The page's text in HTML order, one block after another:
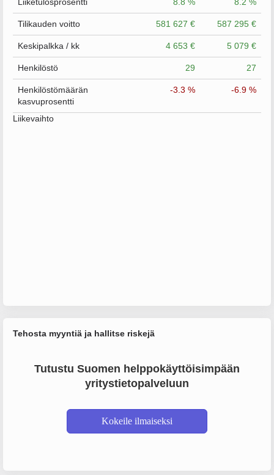
Tilikauden voitto 581 627 € 587 295 €
Keskipalkka / kk 4 653 € 5 079 €
Henkilöstö 29 27
Henkilöstömäärän
kasvuprosentti
-3.3 % -6.9 %
Liikevaihto
Tehosta myyntiä ja hallitse riskejä
Tutustu Suomen helppokäyttöisimpään
yritystietopalveluun
Kokeile ilmaiseksi